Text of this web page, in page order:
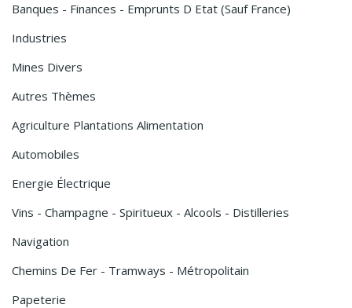
Banques - Finances - Emprunts D Etat (sauf France)
Industries
Mines Divers
Autres Thèmes
Agriculture Plantations Alimentation
Automobiles
Energie Électrique
Vins - Champagne - Spiritueux - Alcools - Distilleries
Navigation
Chemins De Fer - Tramways - Métropolitain
Papeterie